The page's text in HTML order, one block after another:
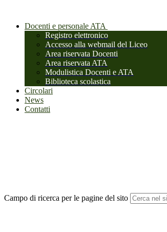
Docenti e personale ATA
Registro elettronico
Accesso alla webmail del Liceo
Area riservata Docenti
Area riservata ATA
Modulistica Docenti e ATA
Biblioteca scolastica
Circolari
News
Contatti
Campo di ricerca per le pagine del sito